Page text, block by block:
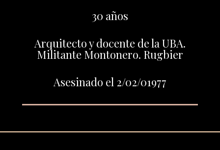
30 años
Arquitecto y docente de la UBA.
Militante Montonero. Rugbier
Asesinado el 2/02/01977